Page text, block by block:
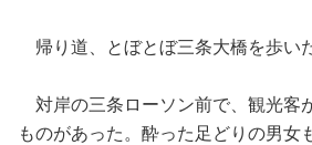
帰り道、とぼとぼ三条大橋を歩い
対岸の三条ローソン前で、観光客
ものがあった。酔った足どりの男女